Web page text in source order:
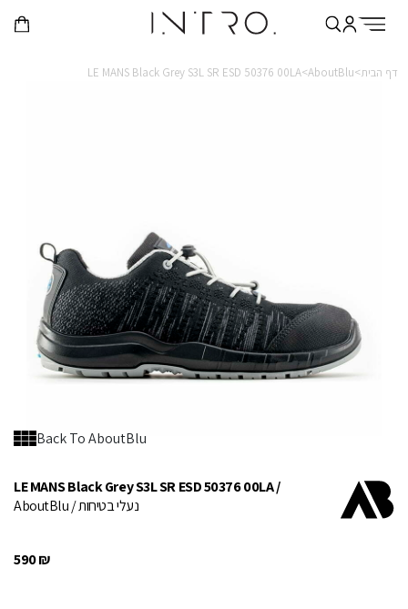
דף הבית>AboutBlu>
LE MANS Black Grey S3L SR ESD 50376 00LA
Back To AboutBlu
LE MANS Black Grey S3L SR ESD 50376 00LA /
AboutBlu / נעלי בטיחות
590₪